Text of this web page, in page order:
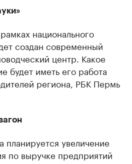
национального
создан современный
центр. Какое
будет иметь его работа
региона, РБК Пермь
увеличение
по выручке предприятий